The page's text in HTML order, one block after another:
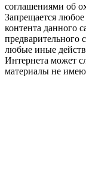
соглашениями об
Запрещается
контента данного
предварительного
любые иные
Интернета может
материалы не